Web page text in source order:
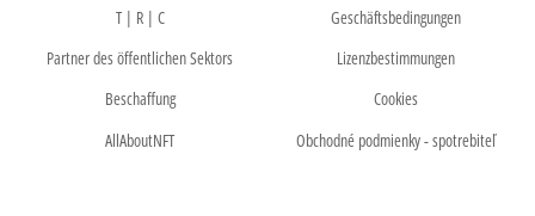
T | R | C
Partner des öffentlichen Sektors
Beschaffung
AllAboutNFT
Geschäftsbedingungen
Lizenzbestimmungen
Cookies
Obchodné podmienky - spotrebiteľ